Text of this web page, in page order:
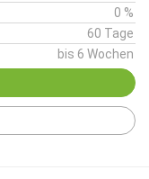
0 %
60 Tage
bis 6 Wochen